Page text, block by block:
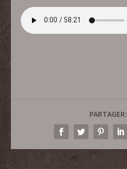
PARTAGER: